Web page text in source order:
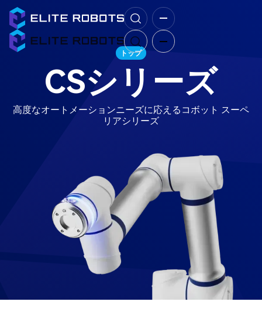
トップ
CSシリーズ
高度なオートメーションニーズに応えるコボット スーペ
リアシリーズ